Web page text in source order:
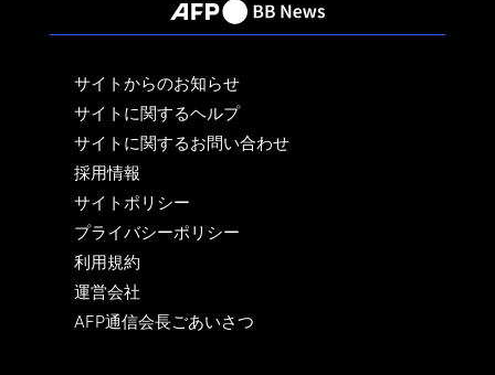
サイトからのお知らせ
サイトに関するヘルプ
サイトに関するお問い合わせ
採用情報
サイトポリシー
プライバシーポリシー
利用規約
運営会社
AFP通信会長ごあいさつ